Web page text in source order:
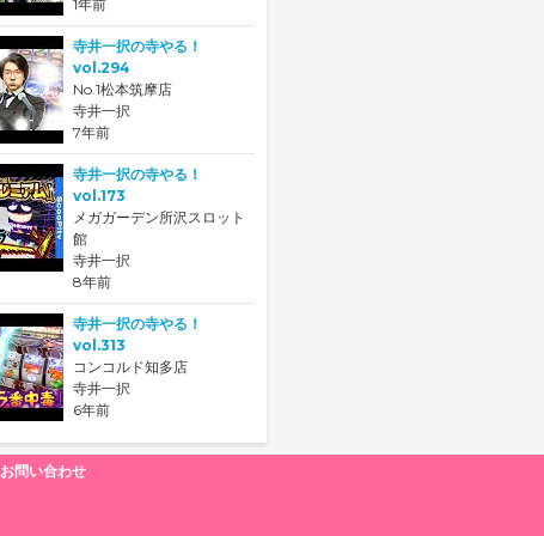
1年前
寺井一択の寺やる！
vol.294
No.1松本筑摩店
寺井一択
7年前
寺井一択の寺やる！
vol.173
メガガーデン所沢スロット
館
寺井一択
8年前
寺井一択の寺やる！
vol.313
コンコルド知多店
寺井一択
6年前
お問い合わせ